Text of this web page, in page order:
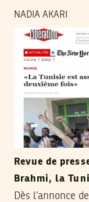
NADIA AKARI
Revue de
Brahmi, la
Dès l’annonce